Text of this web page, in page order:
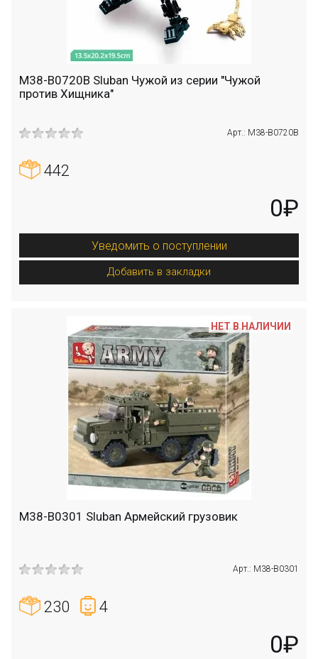
M38-B0720B Sluban Чужой из серии "Чужой
против Хищника"
Арт.: M38-B0720B
442
0₽
Уведомить о поступлении
Добавить в закладки
M38-B0301 Sluban Армейский грузовик
Арт.: M38-B0301
230 4
0₽
НЕТ В НАЛИЧИИ